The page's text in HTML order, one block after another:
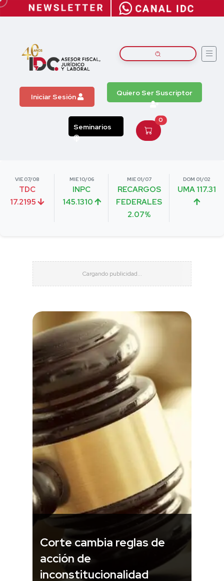
Iniciar Sesión Quiero Ser Suscriptor
Seminarios
0
VIE 07/08
TDC
17.2195
MIE 10/06
INPC
145.1310
MIE 01/07
RECARGOS
FEDERALES
2.07%
DOM 01/02
UMA 117.31
Corte cambia reglas de
acción de
inconstitucionalidad